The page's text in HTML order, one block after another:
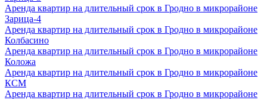
Аренда квартир на длительный срок в Гродно в микрорайоне
Зарица-4
Аренда квартир на длительный срок в Гродно в микрорайоне
Колбасино
Аренда квартир на длительный срок в Гродно в микрорайоне
Коложа
Аренда квартир на длительный срок в Гродно в микрорайоне
КСМ
Аренда квартир на длительный срок в Гродно в микрорайоне